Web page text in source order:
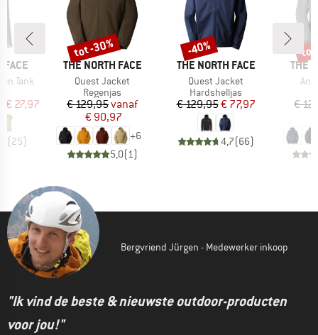
FACE
Tank
prijs
€ 27,97
(25)
MERK
THE NORTH FACE
Artikel
Quest Jacket
Productgroep
Regenjas
Prijs
€ 129,95Verlaagde prijs
vanaf
€ 90,97
+6
5,0( 1)
Korting
tot -30%
MERK
THE NORTH FACE
Artikel
Quest Jacket
Productgroep
Hardshelljas
Prijs
€ 129,95Verlaagde prijs
€ 77,97
4,7(66)
Korting
-40%
MERK
THE
€
tot
Bergvriend Jürgen - Medewerker inkoop
"Ik vind de beste & nieuwste outdoor-producten
voor jou!"